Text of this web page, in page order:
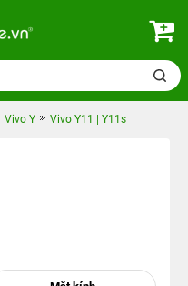
Vivo Y Vivo Y11 | Y11s